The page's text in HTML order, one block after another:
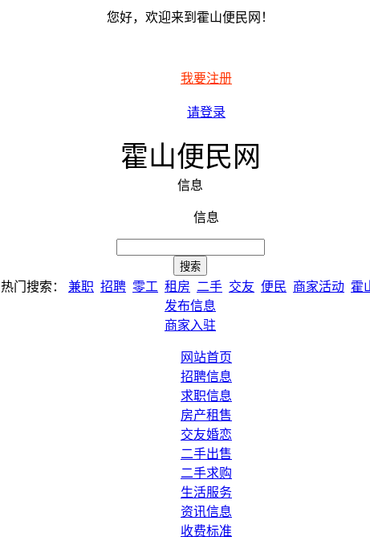
您好，欢迎来到霍山便民网！
我要注册
请登录
霍山便民网
信息
信息
热门搜索： 兼职 招聘 零工 租房 二手 交友 便民 商家活动 霍
发布信息
商家入驻
网站首页
招聘信息
求职信息
房产租售
交友婚恋
二手出售
二手求购
生活服务
资讯信息
收费标准